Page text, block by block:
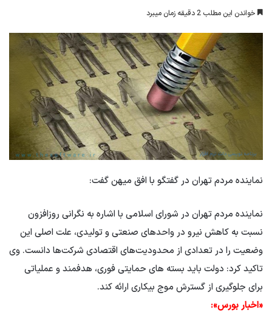
خواندن این مطلب 2 دقیقه زمان میبرد
نماینده مردم تهران در گفتگو با افق میهن گفت:
نماینده مردم تهران در شورای اسلامی با اشاره به نگرانی روزافزون
نسبت به کاهش نیرو در واحدهای صنعتی و تولیدی، علت اصلی این
وضعیت را در تعدادی از محدودیت‌های اقتصادی شرکت‌ها دانست. وی
تاکید کرد: دولت باید بسته های حمایتی فوری، هدفمند و عملیاتی
برای جلوگیری از گسترش موج بیکاری ارائه کند.
«اخبار بورس»: